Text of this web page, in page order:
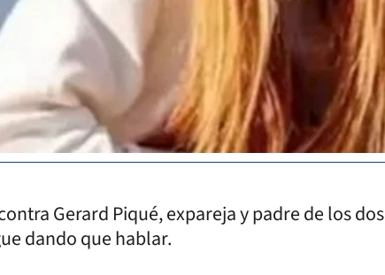
Gerard Piqué, expareja y padre de los dos
dando que hablar.